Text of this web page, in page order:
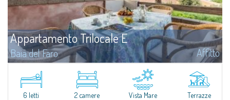
Appartamento Trilocale E
Baia del Faro Affitto
Novità 2026: Aria Condizionata e Piani a Induzione.A soli 500 mt. dal centro
abitato di Palau e a meno di 350 mt. dal mare, il complesso residenziale di
Baia del Faro si compone di 18 unità in affitto, alcune delle...
6 letti 2 camere Vista Mare Terrazze